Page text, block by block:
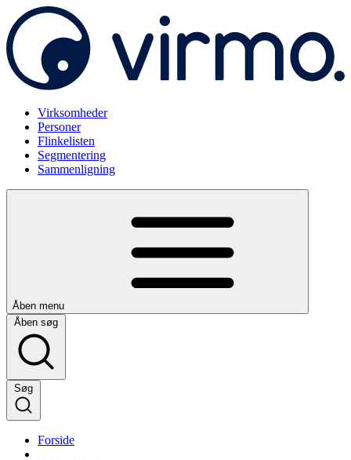
Virksomheder
Personer
Flinkelisten
Segmentering
Sammenligning
Åben menu
Åben søg
Søg
Forside